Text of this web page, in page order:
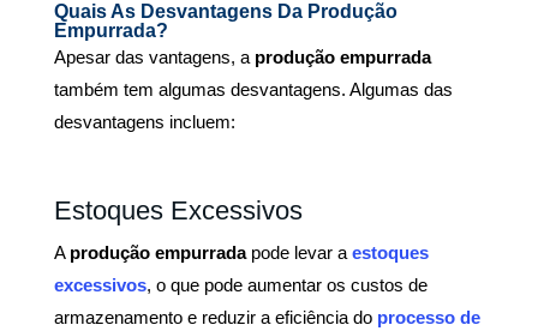
Quais As Desvantagens Da Produção
Empurrada?
Apesar das vantagens, a produção empurrada
também tem algumas desvantagens. Algumas das
desvantagens incluem:
Estoques Excessivos
A produção empurradapode levar a estoques
excessivos, o que pode aumentar os custos de
armazenamento e reduzir a eficiência do processo de